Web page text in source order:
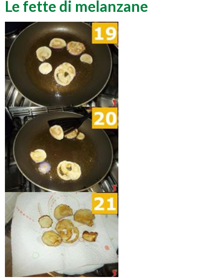
Le fette di melanzane